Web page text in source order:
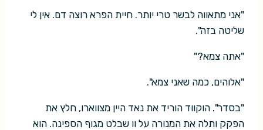
"אני מתאווה לבשר טרי יותר. חיית הפרא רוצה דם. אין לי
שליטה בזה".
"אתה צמא?"
"אלוהים, כמה שאני צמא".
"בסדר". הוקווד הוריד את נאד היין מצווארו, חלץ את
הפקק ותלה את המנורה על וו שבלט מגוף הספינה. הוא